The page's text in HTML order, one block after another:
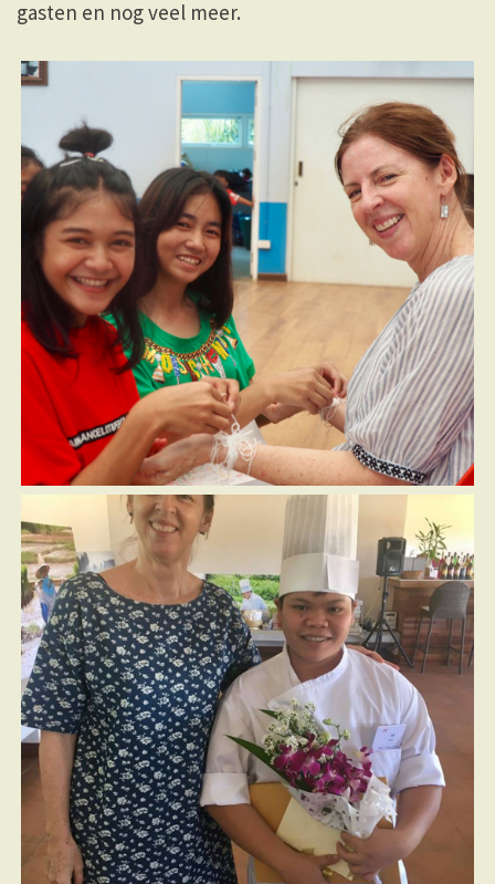
gasten en nog veel meer.